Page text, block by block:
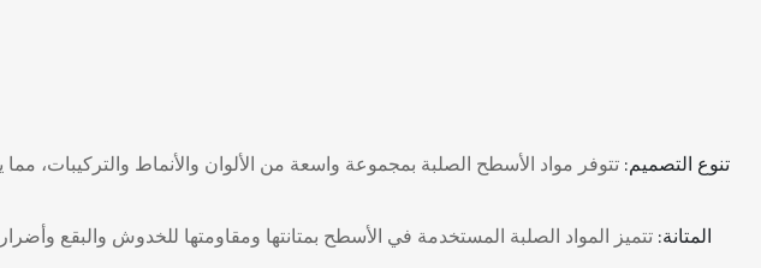
⭐تنوع التصميم:تتوفر مواد الأسطح الصلبة بمجموعة واسعة من الألوان والأنماط والتركيبات،
⭐المتانة:تتميز المواد الصلبة المستخدمة في الأسطح بمتانتها ومقاومتها للخدوش والبقع